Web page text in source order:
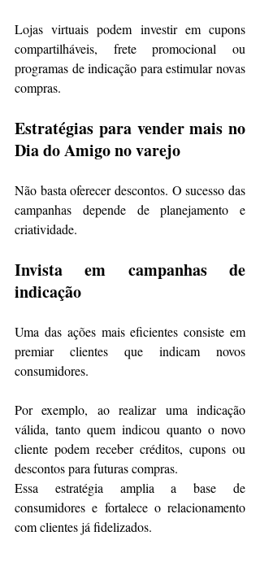
Lojas virtuais podem investir em cupons
compartilháveis, frete promocional ou
programas de indicação para estimular novas
compras.
Estratégias para vender mais no
Dia do Amigo no varejo
Não basta oferecer descontos. O sucesso das
campanhas depende de planejamento e
criatividade.
Invista em campanhas de
indicação
Uma das ações mais eficientes consiste em
premiar clientes que indicam novos
consumidores.
Por exemplo, ao realizar uma indicação
válida, tanto quem indicou quanto o novo
cliente podem receber créditos, cupons ou
descontos para futuras compras.
Essa estratégia amplia a base de
consumidores e fortalece o relacionamento
com clientes já fidelizados.